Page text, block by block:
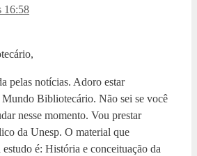
16:58
pelas notícias. Adoro estar
Mundo Bibliotecário. Não sei se você
nesse momento. Vou prestar
da Unesp. O material que
estudo é: História e conceituação da